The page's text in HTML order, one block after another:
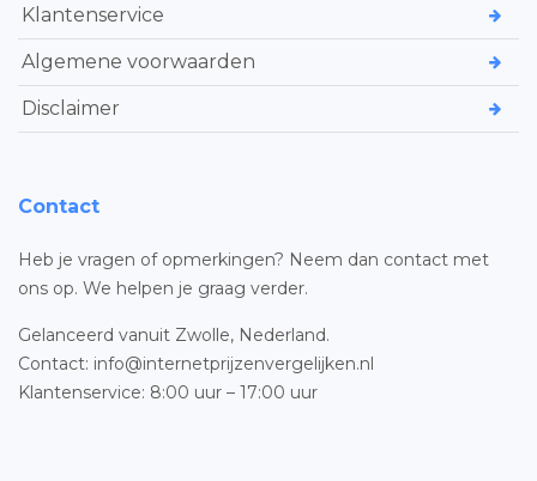
Klantenservice
Algemene voorwaarden
Disclaimer
Contact
Heb je vragen of opmerkingen? Neem dan contact met
ons op. We helpen je graag verder.
Gelanceerd vanuit Zwolle, Nederland.
Contact: info@internetprijzenvergelijken.nl
Klantenservice: 8:00 uur – 17:00 uur